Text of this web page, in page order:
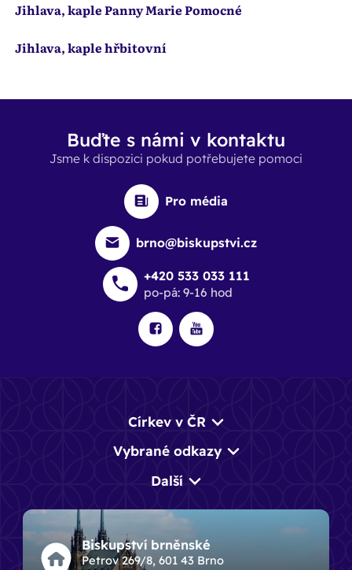
Jihlava, kaple Panny Marie Pomocné
Jihlava, kaple hřbitovní
Buďte s námi v kontaktu
Jsme k dispozici pokud potřebujete pomoci
Pro média
brno@biskupstvi.cz
+420 533 033 111
po-pá: 9-16 hod
Církev v ČR
Vybrané odkazy
Další
Biskupství brněnské
Petrov 269/8, 601 43 Brno